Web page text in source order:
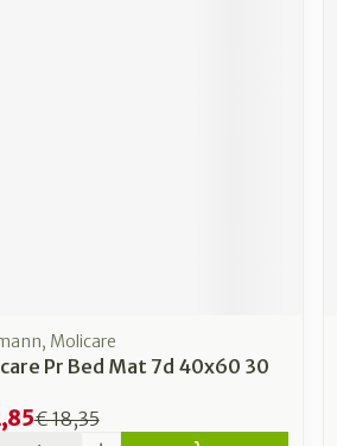
Molicare
Pr Bed Mat 7d 40x60 30
€ 18,35